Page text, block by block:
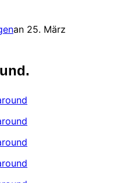
an Veröffentlicht
25. März